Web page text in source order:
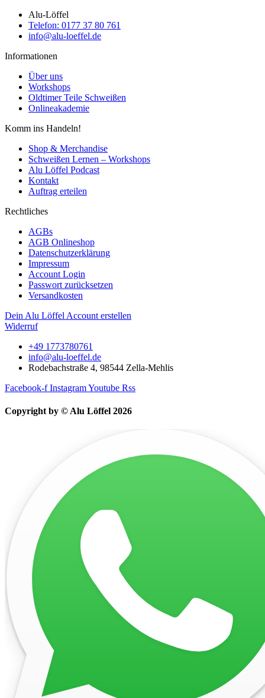
Alu-Löffel
Telefon: 0177 37 80 761
info@alu-loeffel.de
Informationen
Über uns
Workshops
Oldtimer Teile Schweißen
Onlineakademie
Komm ins Handeln!
Shop & Merchandise
Schweißen Lernen – Workshops
Alu Löffel Podcast
Kontakt
Auftrag erteilen
Rechtliches
AGBs
AGB Onlineshop
Datenschutzerklärung
Impressum
Account Login
Passwort zurücksetzen
Versandkosten
Dein Alu Löffel Account erstellen
Widerruf
+49 1773780761
info@alu-loeffel.de
Rodebachstraße 4, 98544 Zella-Mehlis
Facebook-f InstagramYoutube Rss
Copyright by © Alu Löffel 2026